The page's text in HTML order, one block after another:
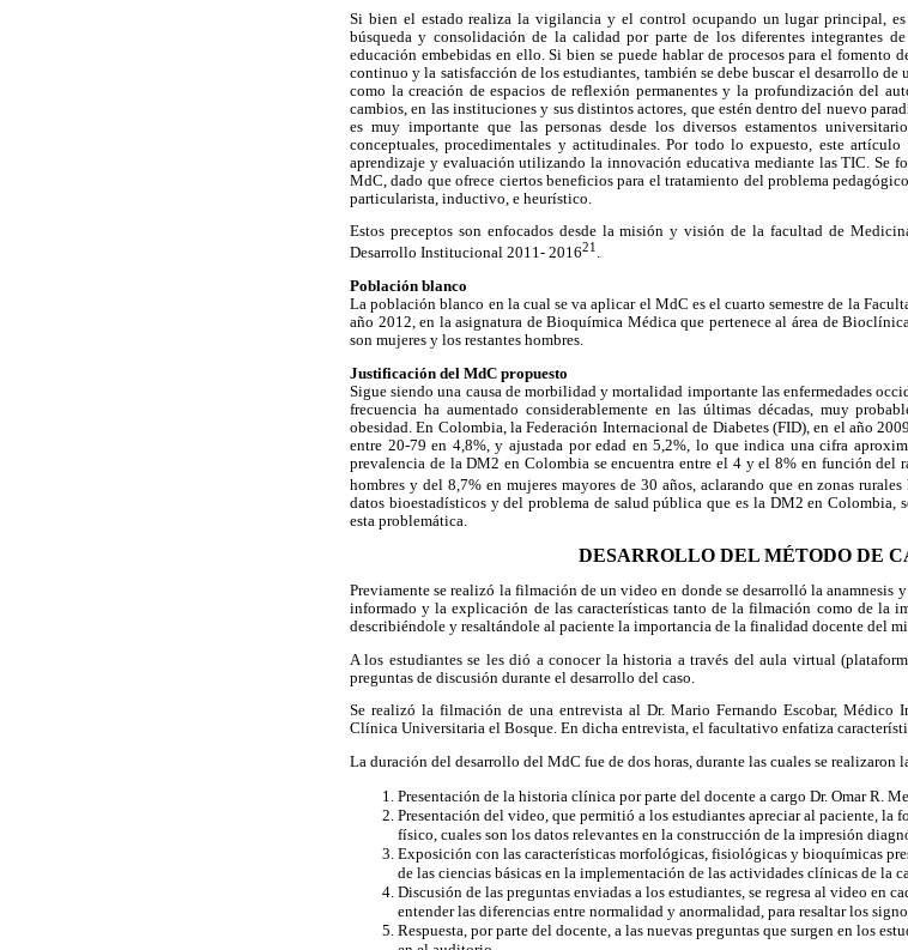
Si bien el estado realiza la vigilancia y el control ocupando un lugar principal,
búsqueda y consolidación de la calidad por parte de los diferentes integrantes
educación embebidas en ello. Si bien se puede hablar de procesos para el fomento
continuo y la satisfacción de los estudiantes, también se debe buscar el desarrollo
como la creación de espacios de reflexión permanentes y la profundización del
cambios, en las instituciones y sus distintos actores, que estén dentro del nuevo
es muy importante que las personas desde los diversos estamentos
conceptuales, procedimentales y actitudinales. Por todo lo expuesto, este
aprendizaje y evaluación utilizando la innovación educativa mediante las TIC. Se
MdC, dado que ofrece ciertos beneficios para el tratamiento del problema
particularista, inductivo, e heurístico.
Estos preceptos son enfocados desde la misión y visión de la facultad de
Desarrollo Institucional 2011- 201621.
Población blanco
La población blanco en la cual se va aplicar el MdC es el cuarto semestre de la
año 2012, en la asignatura de Bioquímica Médica que pertenece al área de
son mujeres y los restantes hombres.
Justificación del MdC propuesto
Sigue siendo una causa de morbilidad y mortalidad importante las enfermedades
frecuencia ha aumentado considerablemente en las últimas décadas, muy
obesidad. En Colombia, la Federación Internacional de Diabetes (FID), en el año
entre 20-79 en 4,8%, y ajustada por edad en 5,2%, lo que indica una cifra
prevalencia de la DM2 en Colombia se encuentra entre el 4 y el 8% en función del
hombres y del 8,7% en mujeres mayores de 30 años, aclarando que en zonas
datos bioestadísticos y del problema de salud pública que es la DM2 en Colombia,
esta problemática.
DESARROLLO DEL MÉTODO DE
Previamente se realizó la filmación de un video en donde se desarrolló la
informado y la explicación de las características tanto de la filmación como de la
describiéndole y resaltándole al paciente la importancia de la finalidad docente del
A los estudiantes se les dió a conocer la historia a través del aula virtual
preguntas de discusión durante el desarrollo del caso.
Se realizó la filmación de una entrevista al Dr. Mario Fernando Escobar, Médico
Clínica Universitaria el Bosque. En dicha entrevista, el facultativo enfatiza
La duración del desarrollo del MdC fue de dos horas, durante las cuales se realizaron
Presentación de la historia clínica por parte del docente a cargo Dr. Omar R.
Presentación del video, que permitió a los estudiantes apreciar al paciente, la
físico, cuales son los datos relevantes en la construcción de la impresión
Exposición con las características morfológicas, fisiológicas y bioquímicas
de las ciencias básicas en la implementación de las actividades clínicas de la
Discusión de las preguntas enviadas a los estudiantes, se regresa al video en
entender las diferencias entre normalidad y anormalidad, para resaltar los
Respuesta, por parte del docente, a las nuevas preguntas que surgen en los